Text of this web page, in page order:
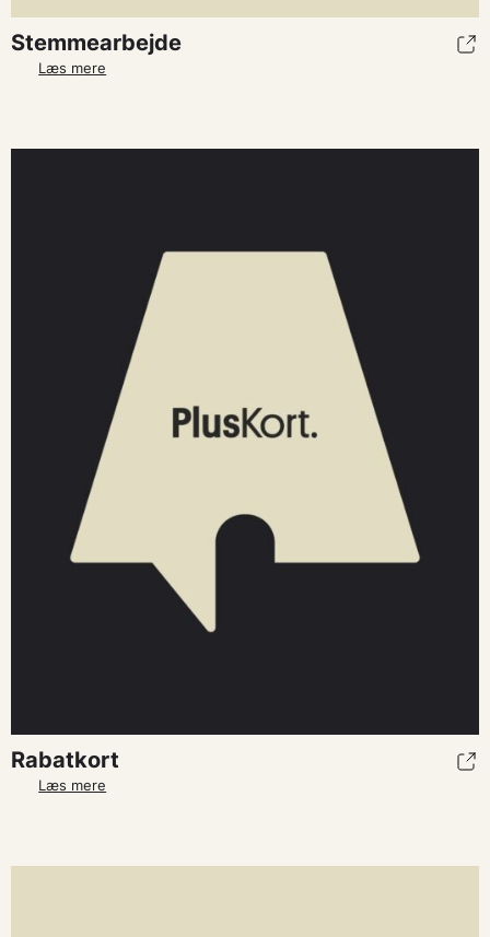
Stemmearbejde
Læs mere
Rabatkort
Læs mere